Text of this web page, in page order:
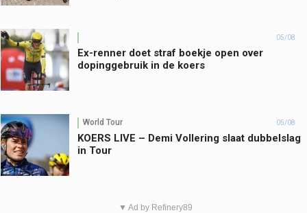
05/08
Ex-renner doet straf boekje open over
dopinggebruik in de koers
World Tour 05/08
KOERS LIVE – Demi Vollering slaat dubbelslag
in Tour
▼ Ad by Refinery89